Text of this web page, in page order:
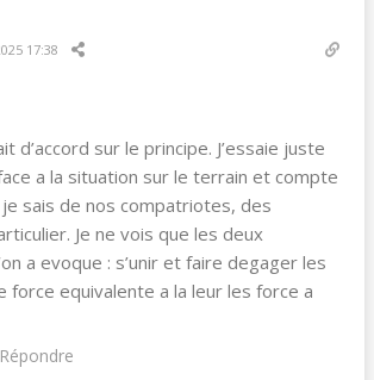
17:38
d’accord sur le principe. J’essaie juste
a la situation sur le terrain et compte
sais de nos compatriotes, des
Je ne vois que les deux
a evoque : s’unir et faire degager les
force equivalente a la leur les force a
Répondre